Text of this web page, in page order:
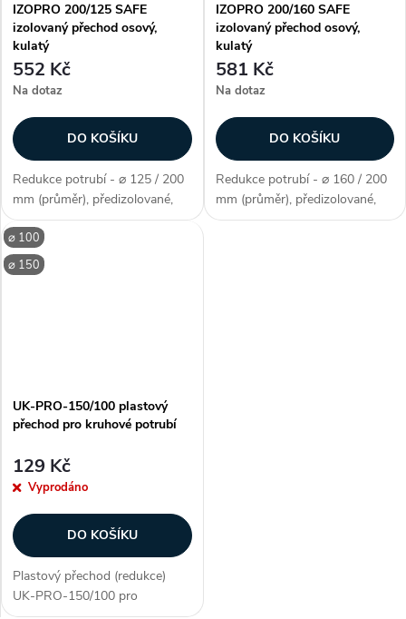
IZOPRO 200/125 SAFE
izolovaný přechod osový,
kulatý
552 Kč
Na dotaz
DO KOŠÍKU
Redukce potrubí - ⌀ 125 / 200
mm (průměr), předizolované,
materiál pozink. ocel, materiál
izolace (FEF elastomerová
pěna), snadná instalace, požární
bezpečnost třídy B,...
IZOPRO 200/160 SAFE
izolovaný přechod osový,
kulatý
581 Kč
Na dotaz
DO KOŠÍKU
Redukce potrubí - ⌀ 160 / 200
mm (průměr), předizolované,
materiál pozink. ocel, materiál
⌀ 100
⌀ 150
UK-PRO-150/100 plastový
přechod pro kruhové potrubí
129 Kč
Vyprodáno
DO KOŠÍKU
Plastový přechod (redukce)
UK-PRO-150/100 pro
vzduchotechnické potrubí.